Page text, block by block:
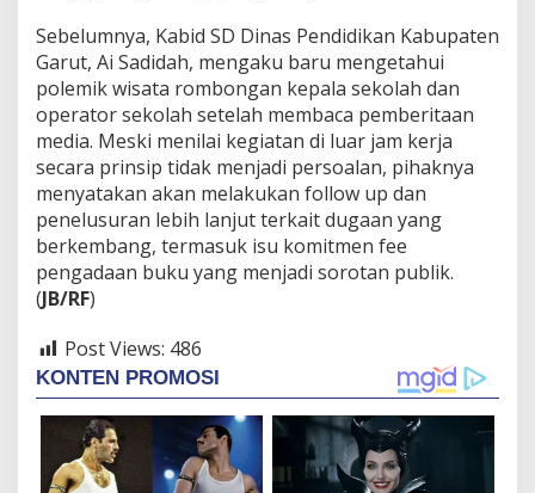
Sebelumnya, Kabid SD Dinas Pendidikan Kabupaten
Garut, Ai Sadidah, mengaku baru mengetahui
polemik wisata rombongan kepala sekolah dan
operator sekolah setelah membaca pemberitaan
media. Meski menilai kegiatan di luar jam kerja
secara prinsip tidak menjadi persoalan, pihaknya
menyatakan akan melakukan follow up dan
penelusuran lebih lanjut terkait dugaan yang
berkembang, termasuk isu komitmen fee
pengadaan buku yang menjadi sorotan publik.
(JB/RF)
Post Views: 486